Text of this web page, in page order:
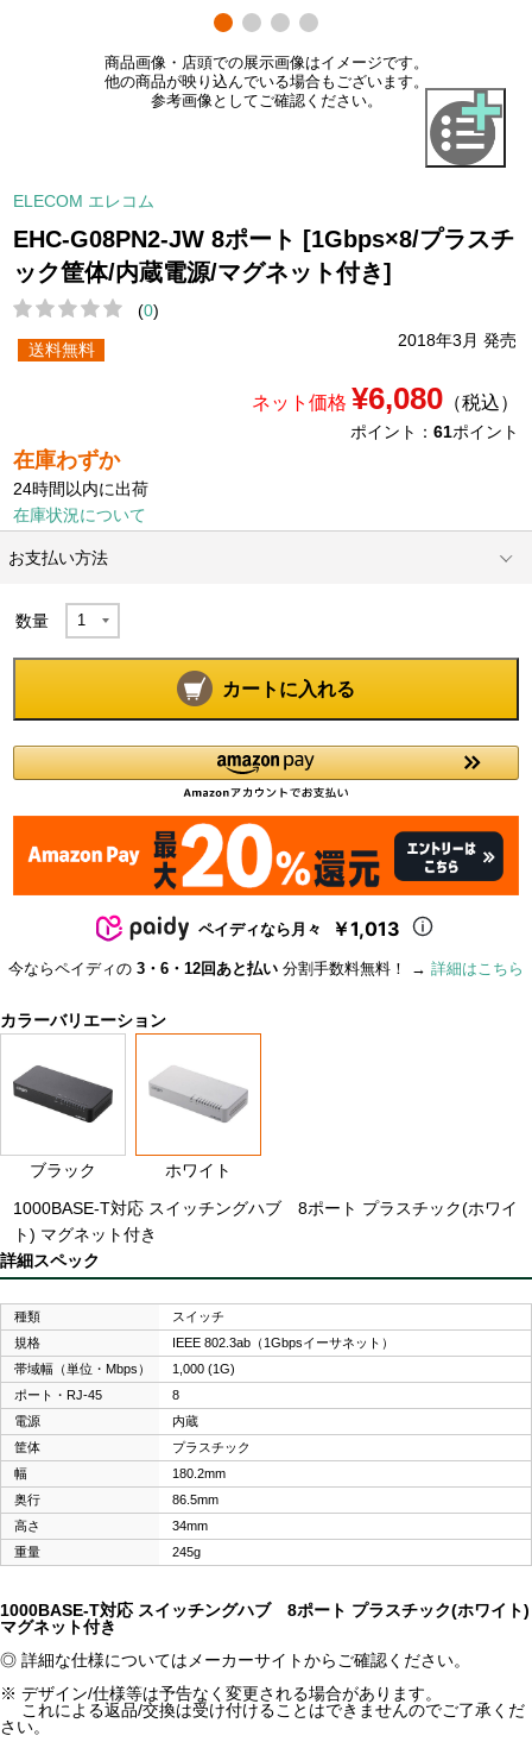
商品画像・店頭での展示画像はイメージです。
他の商品が映り込んでいる場合もございます。
参考画像としてご確認ください。
ELECOM エレコム
EHC-G08PN2-JW 8ポート [1Gbps×8/プラスチ
ック筐体/内蔵電源/マグネット付き]
(0)
2018年3月 発売
送料無料
ネット価格 ¥6,080（税込）
ポイント： 61ポイント
在庫わずか
24時間以内に出荷
在庫状況について
お支払い方法
数量
カートに入れる
ペイディなら月々 ￥1,013
今ならペイディの 3・6・12回あと払い 分割手数料無料！ → 詳細はこちら
カラーバリエーション
ブラック
ホワイト
1000BASE-T対応 スイッチングハブ 8ポート プラスチック(ホワイ
ト) マグネット付き
詳細スペック
種類
スイッチ
規格
IEEE 802.3ab（1Gbpsイーサネット）
帯域幅（単位・Mbps）
1,000 (1G)
ポート・RJ-45
8
電源
内蔵
筐体
プラスチック
幅
180.2mm
奥行
86.5mm
高さ
34mm
重量
245g
1000BASE-T対応 スイッチングハブ 8ポート プラスチック(ホワイト)
マグネット付き
◎ 詳細な仕様についてはメーカーサイトからご確認ください。
※ デザイン/仕様等は予告なく変更される場合があります。
これによる返品/交換は受け付けることはできませんのでご了承くだ
さい。